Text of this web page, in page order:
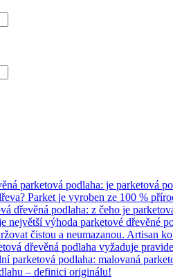
parketová podlaha: je parketová
Parket je vyroben ze 100 %
dřevěná podlaha: z čeho je
největší výhoda parketové dřevěné
čistou a neumazanou. Artisan
dřevěná podlaha vyžaduje
parketová podlaha: malovaná
– definici originálu!